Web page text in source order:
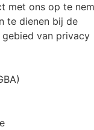
met ons op te
te dienen bij de
van privacy